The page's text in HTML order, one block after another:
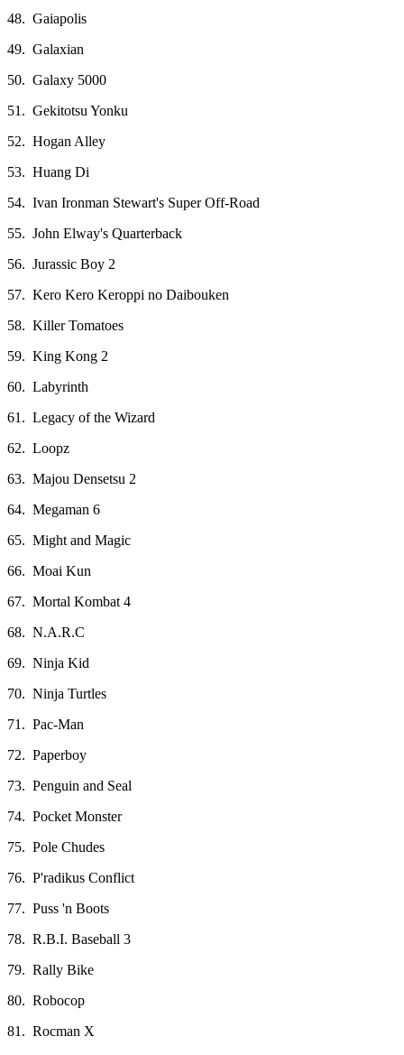
48. Gaiapolis
49. Galaxian
50. Galaxy 5000
51. Gekitotsu Yonku
52. Hogan Alley
53. Huang Di
54. Ivan Ironman Stewart's Super Off-Road
55. John Elway's Quarterback
56. Jurassic Boy 2
57. Kero Kero Keroppi no Daibouken
58. Killer Tomatoes
59. King Kong 2
60. Labyrinth
61. Legacy of the Wizard
62. Loopz
63. Majou Densetsu 2
64. Megaman 6
65. Might and Magic
66. Moai Kun
67. Mortal Kombat 4
68. N.A.R.C
69. Ninja Kid
70. Ninja Turtles
71. Pac-Man
72. Paperboy
73. Penguin and Seal
74. Pocket Monster
75. Pole Chudes
76. P'radikus Conflict
77. Puss 'n Boots
78. R.B.I. Baseball 3
79. Rally Bike
80. Robocop
81. Rocman X